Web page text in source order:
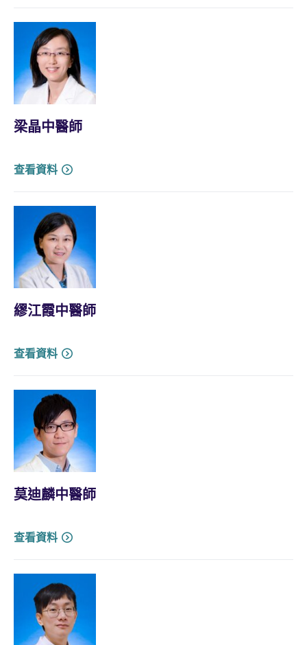
梁晶中醫師
查看資料
繆江霞中醫師
查看資料
莫迪麟中醫師
查看資料